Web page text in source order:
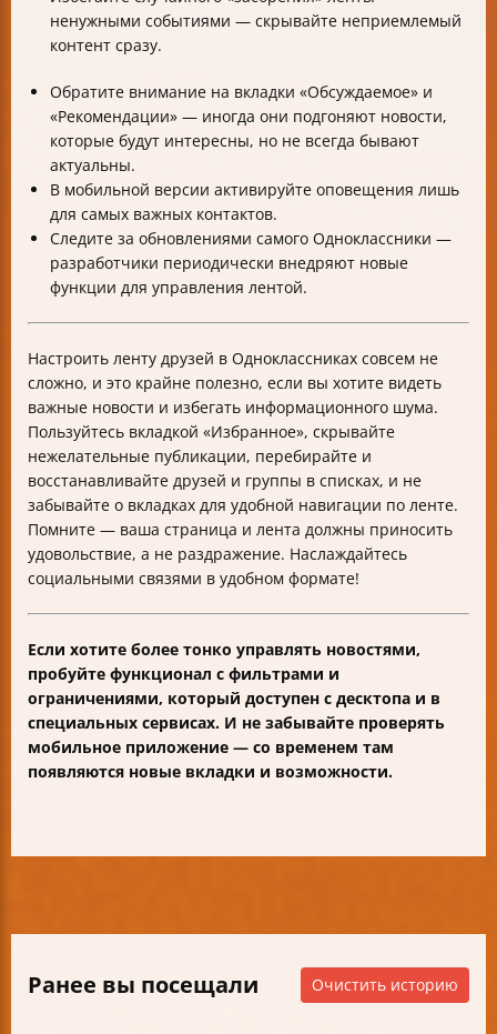
ненужными событиями — скрывайте неприемлемый
контент сразу.
Обратите внимание на вкладки «Обсуждаемое» и
«Рекомендации» — иногда они подгоняют новости,
которые будут интересны, но не всегда бывают
актуальны.
В мобильной версии активируйте оповещения лишь
для самых важных контактов.
Следите за обновлениями самого Одноклассники —
разработчики периодически внедряют новые
функции для управления лентой.
Настроить ленту друзей в Одноклассниках совсем не
сложно, и это крайне полезно, если вы хотите видеть
важные новости и избегать информационного шума.
Пользуйтесь вкладкой «Избранное», скрывайте
нежелательные публикации, перебирайте и
восстанавливайте друзей и группы в списках, и не
забывайте о вкладках для удобной навигации по ленте.
Помните — ваша страница и лента должны приносить
удовольствие, а не раздражение. Наслаждайтесь
социальными связями в удобном формате!
Если хотите более тонко управлять новостями,
пробуйте функционал с фильтрами и
ограничениями, который доступен с десктопа и в
специальных сервисах. И не забывайте проверять
мобильное приложение — со временем там
появляются новые вкладки и возможности.
Ранее вы посещали Очистить историю